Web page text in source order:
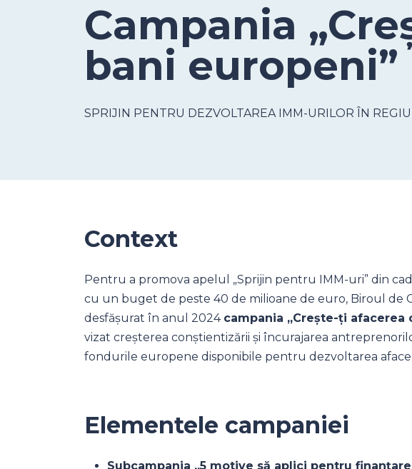
Campania
bani europeni”
SPRIJIN PENTRU DEZVOLTAREA IMM-URILOR ÎN
Context
Pentru a promova apelul „Sprijin pentru IMM-uri” din
cu un buget de peste 40 de milioane de euro, Biroul de
desfășurat în anul 2024 campania „Crește-ți afacerea
vizat creșterea conștientizării și încurajarea
fondurile europene disponibile pentru dezvoltarea
Elementele campaniei
Subcampania „5 motive să aplici pentru